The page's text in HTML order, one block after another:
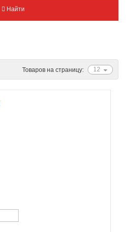
Найти
12
Товаров на страницу: